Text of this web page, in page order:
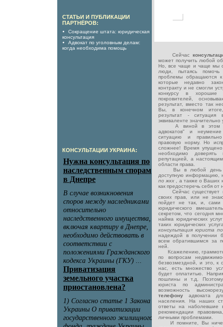
СТАТЬИ И ПУБЛИКАЦИИ
ПАРТНЁРОВ:
Сокращение штата: юридическая
консультация
Адвокат по уголовным делам:
когда необходима помощь
КОНСУЛЬТАЦИИ УКРАИНА:
Сейчас
может получить любой
Но, все чаще и чаще мы
люди, пытаясь
проблемы обращаются
которые недавно
контракту и не смогли
конкурсу в
покровителей,
результат, вместо так
Вы, в конечном
результат -
эквиваленте значительно
А виной в этом
адвокатов" и
ситуацию и
правовую норму. Но
сложнее! Время
необходимо
репутацией, а
области права.
Вы в любой день
доступную информацию,
по жкх
, а также о Ваших
как предостеречь себя от
Сейчас существует
своих прав, или не
пойдет не так, и, сами
юридического
секретом, что сегодня
найма юридических
таких юридических
консультация юриста
надеждой в получении
всем обратившимся за
ней.
Ксажелению,
по вопросам
безвозмездной, и это, к
нас, есть множество
будет оплатитью.
пошлины и т.д. Поэтому,
юриста по
возможность
телефону адвоката
населения. На наших
ответы на наболевшие
рекомендации
личными проблемами.
И помните, Вы